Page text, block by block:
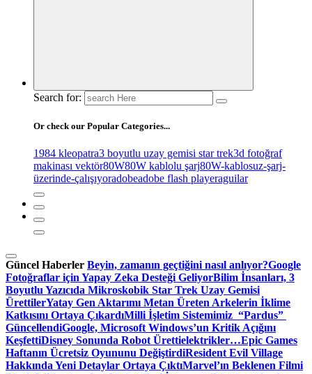
Search for:
Or check our Popular Categories...
1984 kleopatra3 boyutlu uzay gemisi star trek3d fotoğraf
makinası vektör80W80W kablolu şarj80W-kablosuz-şarj-
üzerinde-çalışıyoradobeadobe flash playeraguilar
Güncel Haberler Beyin, zamanın geçtiğini nasıl anlıyor?Google
Fotoğraflar için Yapay Zeka Desteği GeliyorBilim İnsanları, 3
Boyutlu Yazıcıda Mikroskobik Star Trek Uzay Gemisi
ÜrettilerYatay Gen Aktarımı Metan Üreten Arkelerin İklime
Katkısını Ortaya ÇıkardıMilli İşletim Sistemimiz “Pardus”
GüncellendiGoogle, Microsoft Windows’un Kritik Açığını
KeşfettiDisney Sonunda Robot Ürettielektrikler…Epic Games
Haftanın Ücretsiz Oyununu DeğiştirdiResident Evil Village
Hakkında Yeni Detaylar Ortaya ÇıktıMarvel’ın Beklenen Filmi